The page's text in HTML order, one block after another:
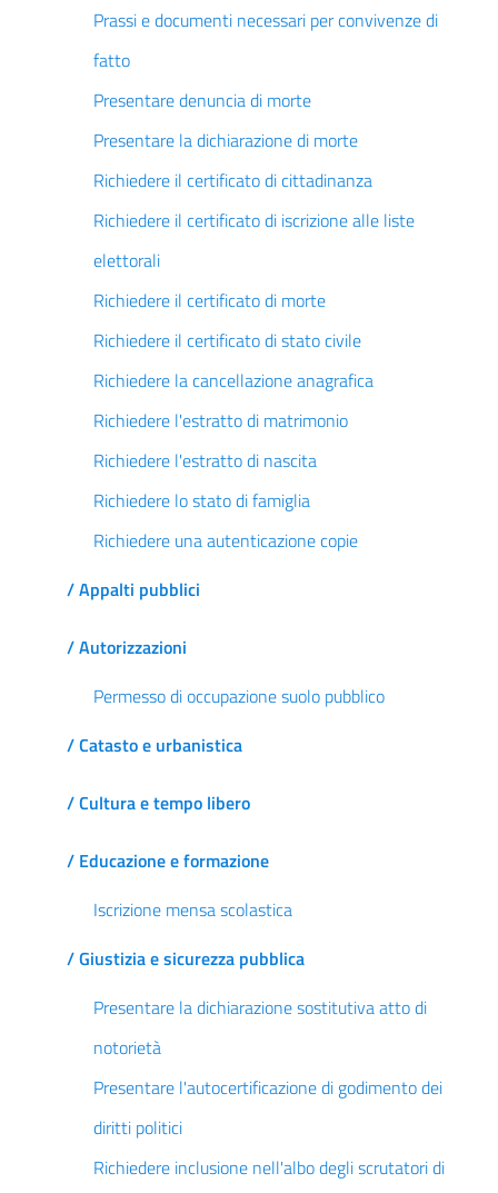
Prassi e documenti necessari per convivenze di
fatto
Presentare denuncia di morte
Presentare la dichiarazione di morte
Richiedere il certificato di cittadinanza
Richiedere il certificato di iscrizione alle liste
elettorali
Richiedere il certificato di morte
Richiedere il certificato di stato civile
Richiedere la cancellazione anagrafica
Richiedere l'estratto di matrimonio
Richiedere l'estratto di nascita
Richiedere lo stato di famiglia
Richiedere una autenticazione copie
/ Appalti pubblici
/ Autorizzazioni
Permesso di occupazione suolo pubblico
/ Catasto e urbanistica
/ Cultura e tempo libero
/ Educazione e formazione
Iscrizione mensa scolastica
/ Giustizia e sicurezza pubblica
Presentare la dichiarazione sostitutiva atto di
notorietà
Presentare l'autocertificazione di godimento dei
diritti politici
Richiedere inclusione nell'albo degli scrutatori di